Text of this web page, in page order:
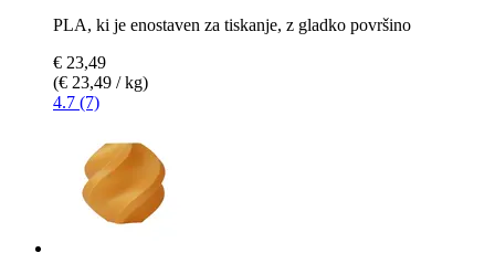
PLA, ki je enostaven za tiskanje, z gladko površino
€ 23,49
(€ 23,49 / kg)
4.7 (7)